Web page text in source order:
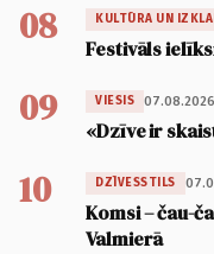
08 KULTŪRA UN
Festivāls
09 VIESIS
«Dzīve ir
10 DZĪVESSTILS
Komsi – čau-
Valmierā